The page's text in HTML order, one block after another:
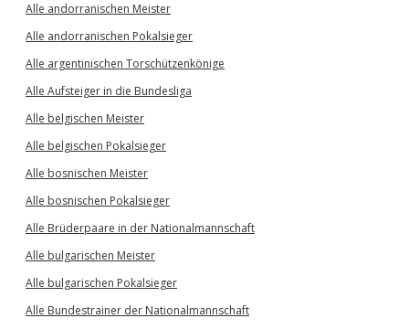
Alle andorranischen Meister
Alle andorranischen Pokalsieger
Alle argentinischen Torschützenkönige
Alle Aufsteiger in die Bundesliga
Alle belgischen Meister
Alle belgischen Pokalsieger
Alle bosnischen Meister
Alle bosnischen Pokalsieger
Alle Brüderpaare in der Nationalmannschaft
Alle bulgarischen Meister
Alle bulgarischen Pokalsieger
Alle Bundestrainer der Nationalmannschaft